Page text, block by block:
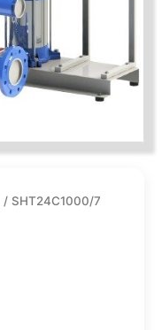
/ SHT24C1000/7